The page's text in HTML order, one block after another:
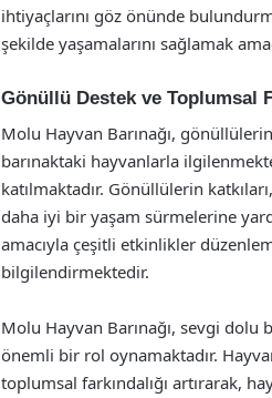
ihtiyaçlarını göz önünde
şekilde yaşamalarını sağlamak
Gönüllü Destek ve Toplumsal
Molu Hayvan Barınağı,
barınaktaki hayvanlarla
katılmaktadır. Gönüllülerin
daha iyi bir yaşam sürmelerine
amacıyla çeşitli etkinlikler
bilgilendirmektedir.
Molu Hayvan Barınağı, sevgi dolu
önemli bir rol oynamaktadır.
toplumsal farkındalığı artırarak,